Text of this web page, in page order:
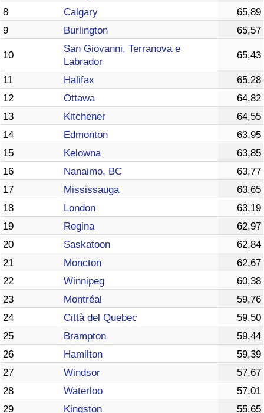
8
Calgary
65,89
9
Burlington 65,57
10
San Giovanni, Terranova e
Labrador
65,43
11 Halifax
65,28
12
Ottawa
64,82
13
Kitchener
64,55
14
Edmonton
63,95
15
Kelowna
63,85
16
Nanaimo, BC
63,77
17
Mississauga
63,65
18
London
63,19
19
Regina
62,97
20
Saskatoon
62,84
21
Moncton
62,67
22
Winnipeg
60,38
23
Montréal
59,76
24
Città del Quebec
59,50
25
Brampton
59,44
26
Hamilton
59,39
27
Windsor
57,67
28
Waterloo
57,01
29
Kingston 55,65